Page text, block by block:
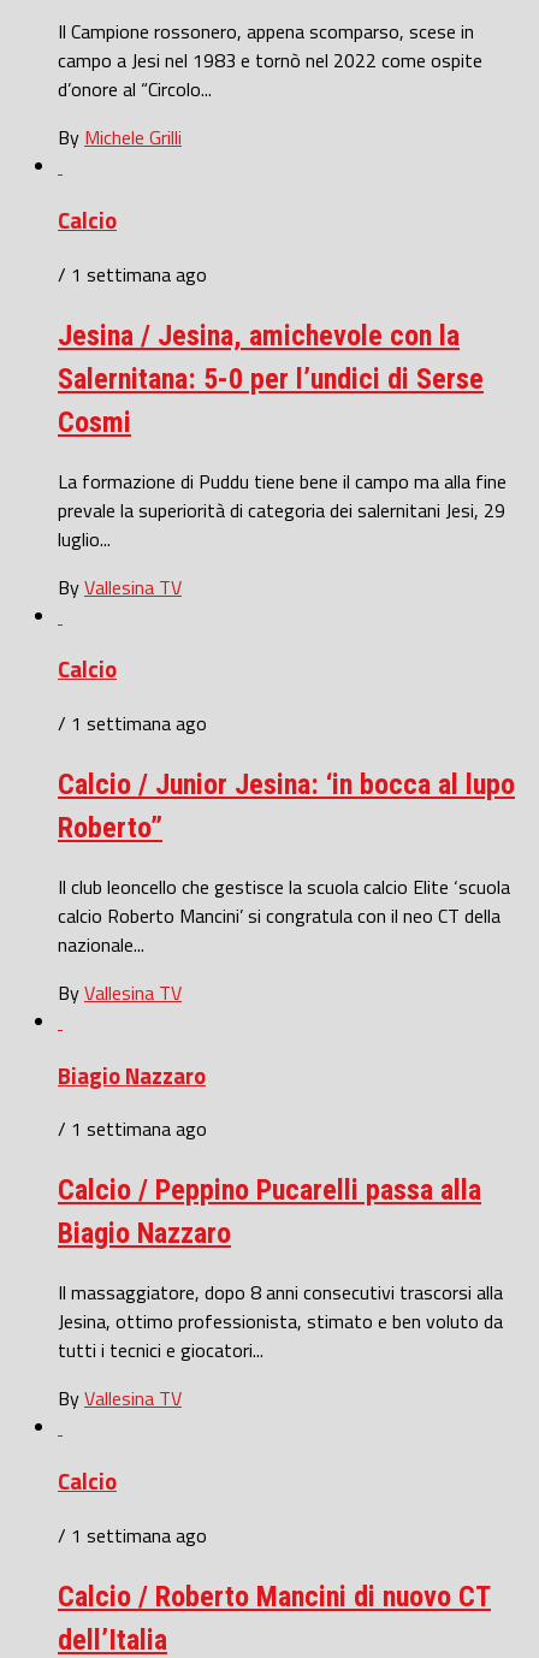
Il Campione rossonero, appena scomparso, scese in
campo a Jesi nel 1983 e tornò nel 2022 come ospite
d’onore al “Circolo...
By Michele Grilli
Calcio
/ 1 settimana ago
Jesina / Jesina, amichevole con la
Salernitana: 5-0 per l’undici di Serse
Cosmi
La formazione di Puddu tiene bene il campo ma alla fine
prevale la superiorità di categoria dei salernitani Jesi, 29
luglio...
ByVallesina TV
Calcio
/ 1 settimana ago
Calcio / Junior Jesina: ‘in bocca al lupo
Roberto”
Il club leoncello che gestisce la scuola calcio Elite ‘scuola
calcio Roberto Mancini’ si congratula con il neo CT della
nazionale...
ByVallesina TV
Biagio Nazzaro
/ 1 settimana ago
Calcio / Peppino Pucarelli passa alla
Biagio Nazzaro
Il massaggiatore, dopo 8 anni consecutivi trascorsi alla
Jesina, ottimo professionista, stimato e ben voluto da
tutti i tecnici e giocatori...
ByVallesina TV
Calcio
/ 1 settimana ago
Calcio / Roberto Mancini di nuovo CT
dell’Italia